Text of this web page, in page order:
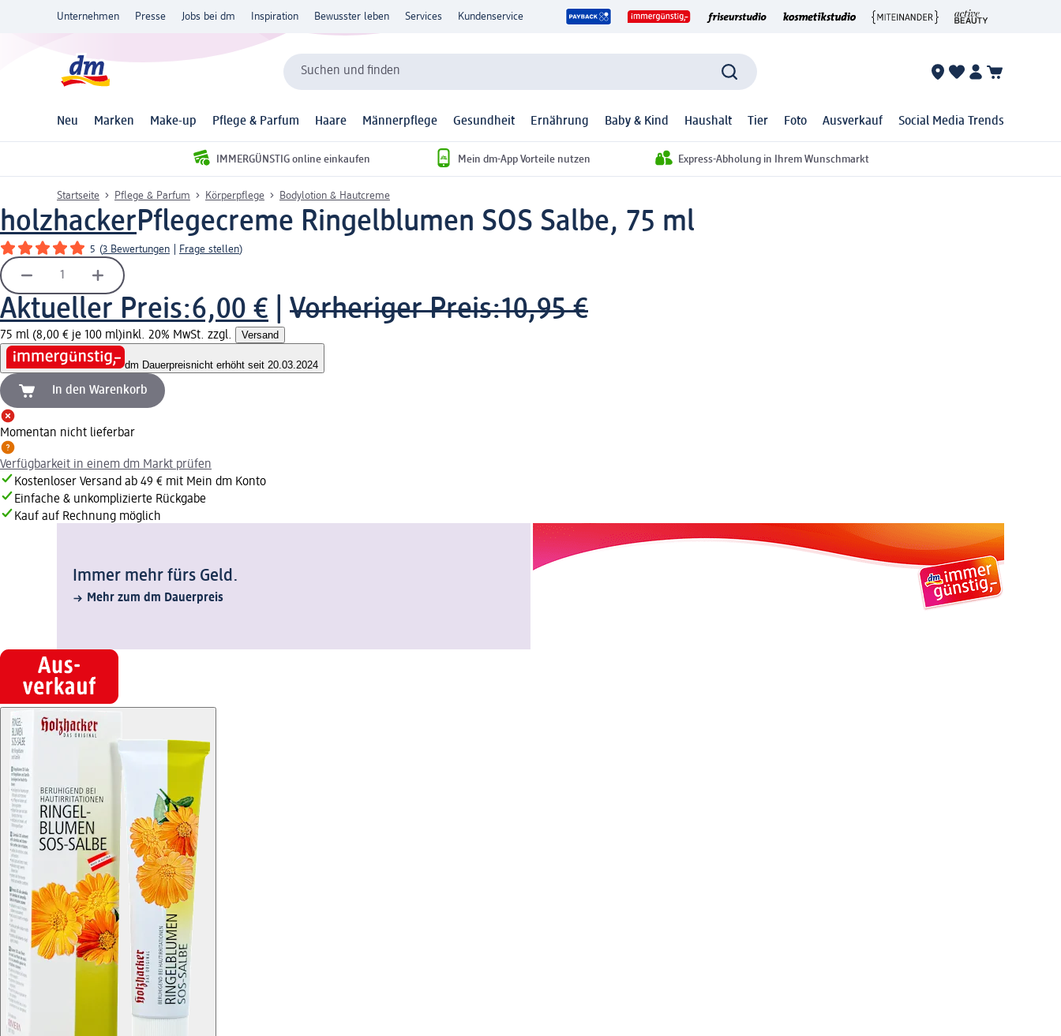
Unternehmen Presse Jobs bei dm Inspiration Bewusster leben Services Kundenservice
Suchen und finden
Neu Marken Make-up Pflege & Parfum Haare Männerpflege Gesundheit Ernährung Baby & Kind Haushalt Tier Foto Ausverkauf Social Media Trends
IMMERGÜNSTIG online einkaufen Mein dm-App Vorteile nutzen Express-Abholung in Ihrem Wunschmarkt
Startseite Pflege & Parfum Körperpflege Bodylotion & Hautcreme
holzhackerPflegecreme Ringelblumen SOS Salbe, 75 ml
5 (3 Bewertungen Frage stellen)
Aktueller Preis:6,00 € Vorheriger Preis:10,95 €
75 ml (8,00 € je 100 ml)inkl. 20% MwSt. zzgl. Versand
dm Dauerpreisnicht erhöht seit 20.03.2024
In den Warenkorb
Momentan nicht lieferbar
Verfügbarkeit in einem dm Markt prüfen
Kostenloser Versand ab 49 € mit Mein dm Konto
Einfache & unkomplizierte Rückgabe
Kauf auf Rechnung möglich
Immer mehr fürs Geld.
Mehr zum dm Dauerpreis